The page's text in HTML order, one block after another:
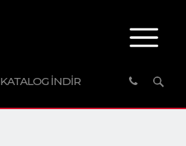
KATALOG İNDİR